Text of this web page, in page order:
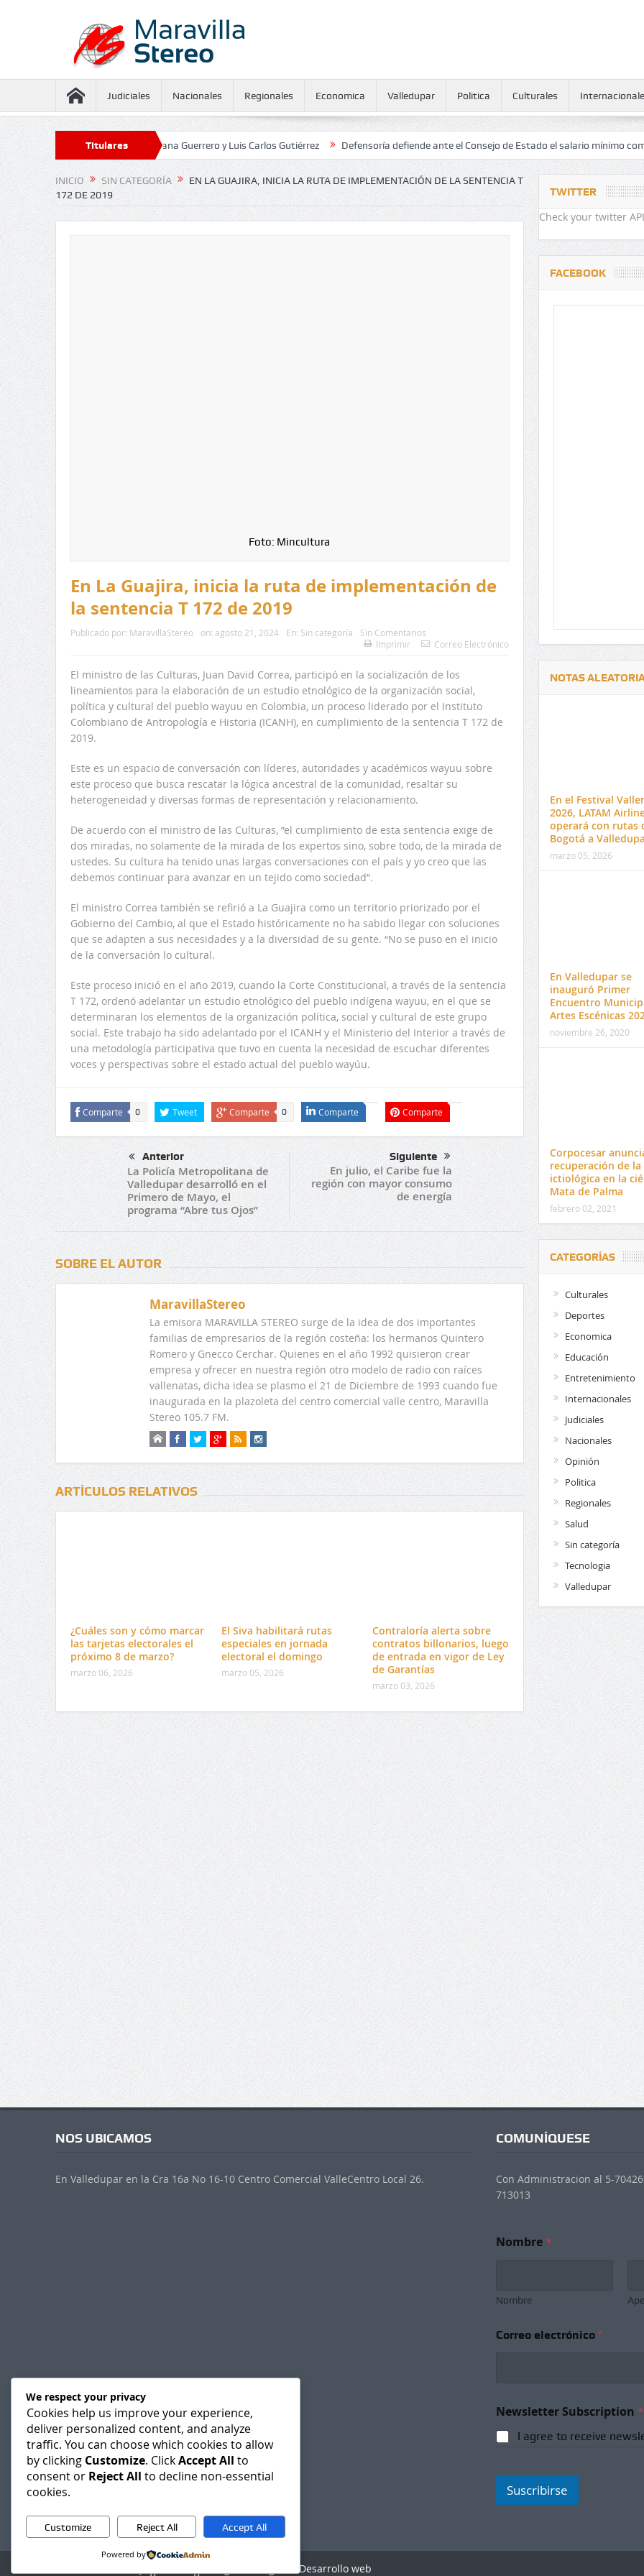
Judiciales Nacionales Regionales Economica Valledupar Politica Culturales
Titulares
contra Juliana Guerrero y Luis Carlos Gutiérrez Defensoría defiende ante el Consejo de Estado el salario mínimo como
INICIO SIN CATEGORÍA
EN LA GUAJIRA, INICIA LA RUTA DE IMPLEMENTACIÓN DE LA SENTENCIA T
172 DE 2019
Foto: Mincultura
En La Guajira, inicia la ruta de implementación de
la sentencia T 172 de 2019
Publicado por: MaravillaStereo on: agosto 21, 2024 En: Sin categoría
Sin Comentarios
Imprimir
Correo Electrónico
El ministro de las Culturas, Juan David Correa, participó en la socialización de los
lineamientos para la elaboración de un estudio etnológico de la organización social,
política y cultural del pueblo wayuu en Colombia, un proceso liderado por el Instituto
Colombiano de Antropología e Historia (ICANH), en cumplimiento de la sentencia T 172 de
2019.
Este es un espacio de conversación con líderes, autoridades y académicos wayuu sobre
este proceso que busca rescatar la lógica ancestral de la comunidad, resaltar su
heterogeneidad y diversas formas de representación y relacionamiento.
De acuerdo con el ministro de las Culturas, “el cumplimiento de esta sentencia exige de
dos miradas, no solamente de la mirada de los expertos sino, sobre todo, de la mirada de
ustedes. Su cultura ha tenido unas largas conversaciones con el país y yo creo que las
debemos continuar para avanzar en un tejido como sociedad”.
El ministro Correa también se refirió a La Guajira como un territorio priorizado por el
Gobierno del Cambio, al que el Estado históricamente no ha sabido llegar con soluciones
que se adapten a sus necesidades y a la diversidad de su gente. “No se puso en el inicio
de la conversación lo cultural.
Este proceso inició en el año 2019, cuando la Corte Constitucional, a través de la sentencia
T 172, ordenó adelantar un estudio etnológico del pueblo indígena wayuu, en el que se
determinaran los elementos de la organización política, social y cultural de este grupo
social. Este trabajo ha sido adelantado por el ICANH y el Ministerio del Interior a través de
una metodología participativa que tuvo en cuenta la necesidad de escuchar diferentes
voces y perspectivas sobre el estado actual del pueblo wayúu.
Comparte 0 Tweet Comparte 0 Comparte Comparte
Anterior
La Policía Metropolitana de
Valledupar desarrolló en el
Primero de Mayo, el
programa “Abre tus Ojos”
Siguiente
En julio, el Caribe fue la
región con mayor consumo
de energía
SOBRE EL AUTOR
MaravillaStereo
La emisora MARAVILLA STEREO surge de la idea de dos importantes
familias de empresarios de la región costeña: los hermanos Quintero
Romero y Gnecco Cerchar. Quienes en el año 1992 quisieron crear
empresa y ofrecer en nuestra región otro modelo de radio con raíces
vallenatas, dicha idea se plasmo el 21 de Diciembre de 1993 cuando fue
inaugurada en la plazoleta del centro comercial valle centro, Maravilla
Stereo 105.7 FM.
ARTÍCULOS RELATIVOS
¿Cuáles son y cómo marcar
las tarjetas electorales el
próximo 8 de marzo?
marzo 06, 2026
El Siva habilitará rutas
especiales en jornada
electoral el domingo
marzo 05, 2026
Contraloría alerta sobre
contratos billonarios, luego
de entrada en vigor de Ley
de Garantías
marzo 03, 2026
TWITTER
Check your twitter
FACEBOOK
NOTAS
En el Festival
2026, LATAM
operará con rutas
Bogotá a
marzo 05, 2026
En Valledupar se
inauguró Primer
Encuentro
Artes Escénicas
noviembre 26, 2020
Corpocesar
recuperación de la
ictiológica en la
Mata de Palma
febrero 02, 2021
CATEGORÍAS
Culturales
Deportes
Economica
Educación
Entretenimiento
Internacionales
Judiciales
Nacionales
Opinión
Politica
Regionales
Salud
Sin categoría
Tecnologia
Valledupar
Delwin Jiménez, nuevo Contralor
Departamental del Cesar
El 17 de enero vence
venta de pines para
preuniversitario de la
NOS UBICAMOS
En Valledupar en la Cra 16a No 16-10 Centro Comercial ValleCentro Local 26.
COMUNÍQUESE
Con Administracion al 5-
713013
Nombre*
Nombre
Correo electrónico *
o
m
b
e
Newsletter Subscription *
I agree to receive
Suscribirse
Agencia Digital - Desarrollo web
We respect your privacy
Cookies help us improve your experience,
deliver personalized content, and analyze
traffic. You can choose which cookies to allow
by clicking Customize. ClickAccept All to
consent or Reject All to decline non-essential
cookies.
Customize Reject All Accept All
Powered by